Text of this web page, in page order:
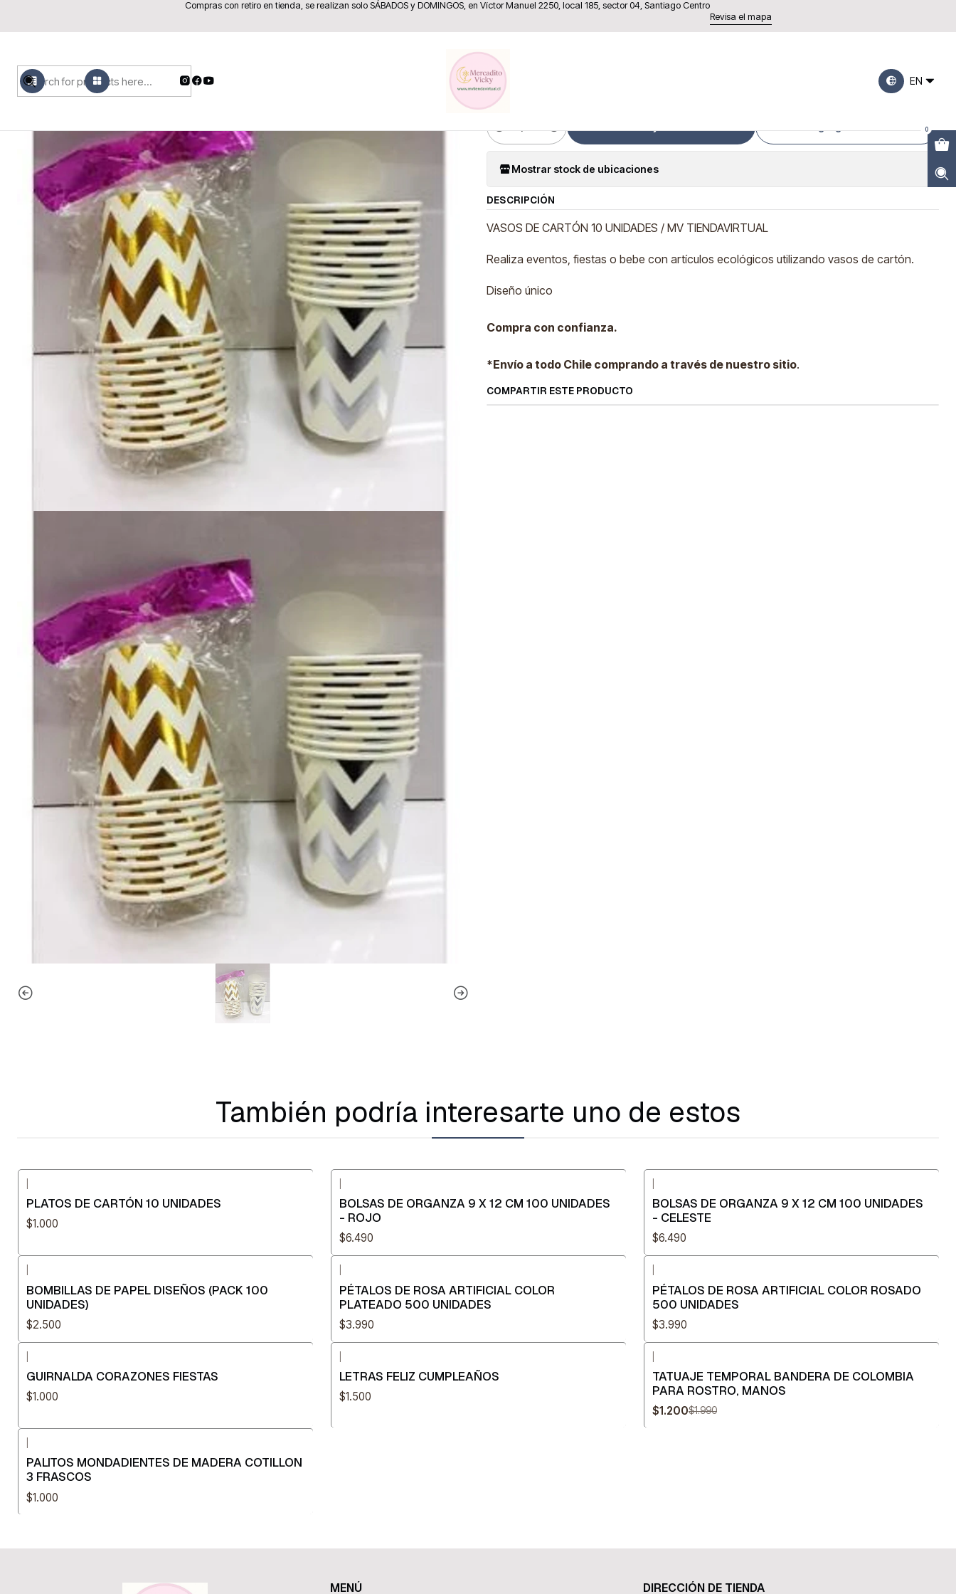
MENU PRODUCTOS EN
0
Compras con retiro en tienda, se realizan solo SÁBADOS y DOMINGOS, en Víctor Manuel 2250, local 185, sector 04, Santiago Centro
Revisa el mapa
Fiesta y Decoración
Vasos de cartón (10 unidades)
Cantidad
Mostrar stock de ubicaciones
DESCRIPCIÓN
VASOS DE CARTÓN 10 UNIDADES / MV TIENDAVIRTUAL
Realiza eventos, fiestas o bebe con artículos ecológicos utilizando vasos de cartón.
Diseño único
Compra con confianza.
*Envío a todo Chile comprando a través de nuestro sitio.
COMPARTIR ESTE PRODUCTO
También podría interesarte uno de estos
PLATOS DE CARTÓN 10 UNIDADES
$1.000
BOLSAS DE ORGANZA 9 X 12 CM 100 UNIDADES
- ROJO
$6.490
BOLSAS DE ORGANZA 9 X 12 CM 100 UNIDADES
- CELESTE
$6.490
BOMBILLAS DE PAPEL DISEÑOS (PACK 100
UNIDADES)
$2.500
PÉTALOS DE ROSA ARTIFICIAL COLOR
PLATEADO 500 UNIDADES
$3.990
PÉTALOS DE ROSA ARTIFICIAL COLOR ROSADO
500 UNIDADES
$3.990
GUIRNALDA CORAZONES FIESTAS
$1.000
LETRAS FELIZ CUMPLEAÑOS
$1.500
TATUAJE TEMPORAL BANDERA DE COLOMBIA
PARA ROSTRO, MANOS
$1.200$1.990
PALITOS MONDADIENTES DE MADERA COTILLON
3 FRASCOS
$1.000
MENÚ DIRECCIÓN DE TIENDA